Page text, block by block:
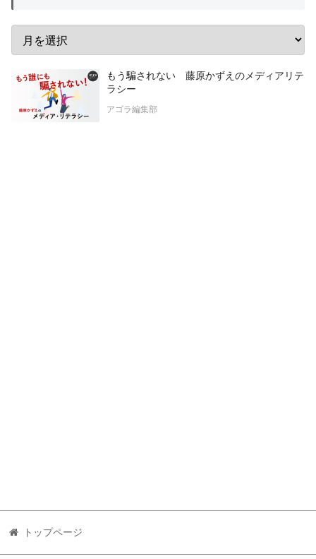
もう騙されない 藤原かずえのメディアリテ
ラシー
アゴラ編集部
トップページ